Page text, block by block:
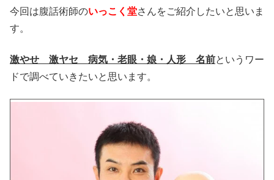
今回は腹話術師のいっこく堂さんをご紹介したいと思いま
す。
激やせ 激ヤセ 病気・老眼・娘・人形 名前というワー
ドで調べていきたいと思います。